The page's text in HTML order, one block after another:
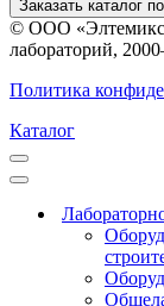
Заказать каталог
© ООО «Элтемикс
лабораторий,
Политика
Каталог